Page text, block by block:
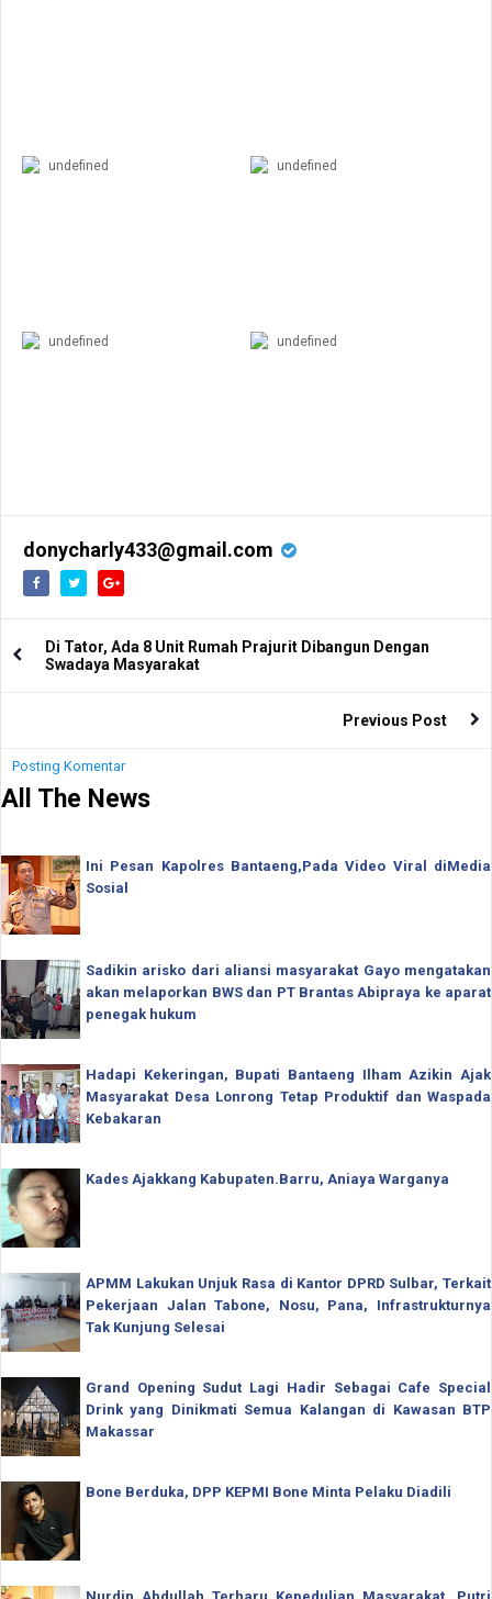
undefined undefined
undefined undefined
donycharly433@gmail.com
Di Tator, Ada 8 Unit Rumah Prajurit Dibangun Dengan
Swadaya Masyarakat
Previous Post
Posting Komentar
All The News
Ini Pesan Kapolres Bantaeng,Pada Video Viral diMedia
Sosial
Sadikin arisko dari aliansi masyarakat Gayo mengatakan
akan melaporkan BWS dan PT Brantas Abipraya ke aparat
penegak hukum
Hadapi Kekeringan, Bupati Bantaeng Ilham Azikin Ajak
Masyarakat Desa Lonrong Tetap Produktif dan Waspada
Kebakaran
Kades Ajakkang Kabupaten.Barru, Aniaya Warganya
APMM Lakukan Unjuk Rasa di Kantor DPRD Sulbar, Terkait
Pekerjaan Jalan Tabone, Nosu, Pana, Infrastrukturnya
Tak Kunjung Selesai
Grand Opening Sudut Lagi Hadir Sebagai Cafe Special
Drink yang Dinikmati Semua Kalangan di Kawasan BTP
Makassar
Bone Berduka, DPP KEPMI Bone Minta Pelaku Diadili